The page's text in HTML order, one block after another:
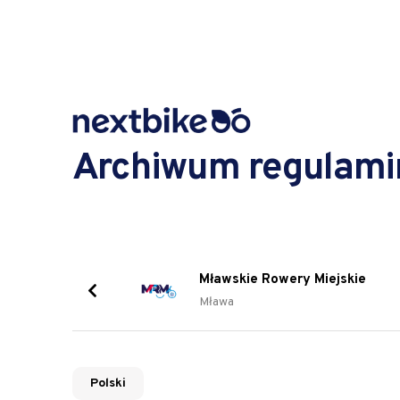
Archiwum
Mławskie Rowery Miejskie
Mława
Polski